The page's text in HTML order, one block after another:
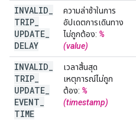
INVALID
TRIP
UPDATE
DELAY
ความล่าช้าในการ
อัปเดตการเดินทาง
ไม่ถูกต้อง: %
(value)
INVALID
TRIP
UPDATE
EVENT
TIME
เวลาสิ้นสุด
เหตุการณ์ไม่ถูก
ต้อง: %
(timestamp)